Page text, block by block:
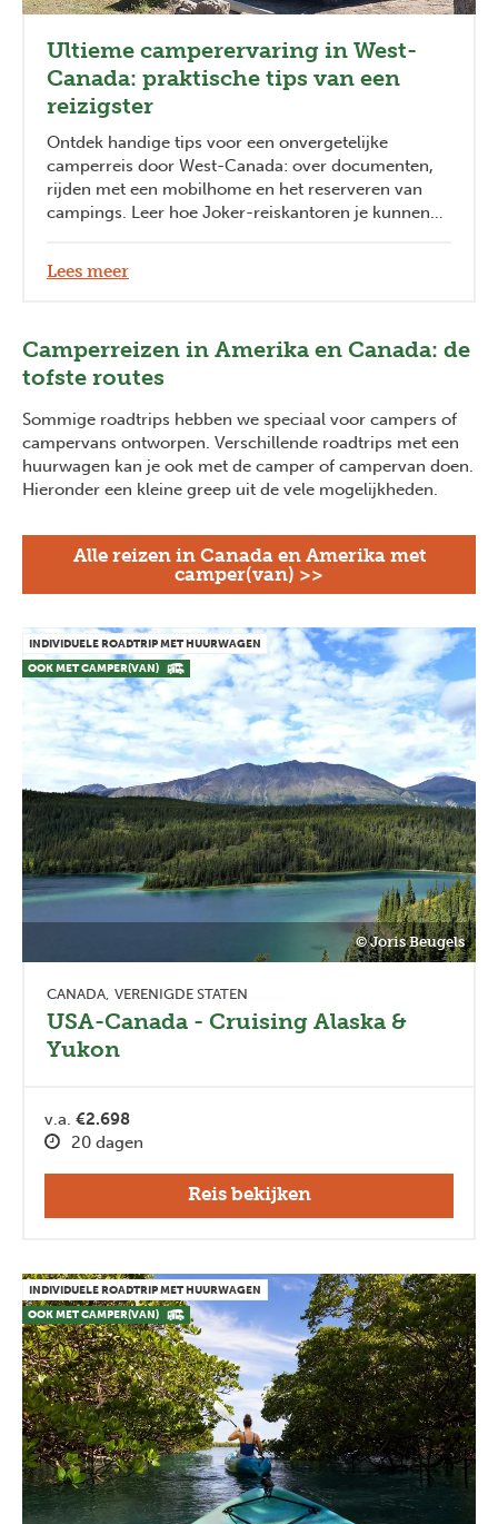
Ultieme camperervaring in West-
Canada: praktische tips van een
reizigster
Ontdek handige tips voor een onvergetelijke
camperreis door West-Canada: over documenten,
rijden met een mobilhome en het reserveren van
campings. Leer hoe Joker-reiskantoren je kunnen
Lees meer
Camperreizen in Amerika en Canada: de
tofste routes
Sommige roadtrips hebben we speciaal voor campers of
campervans ontworpen. Verschillende roadtrips met een
huurwagen kan je ook met de camper of campervan doen.
Hieronder een kleine greep uit de vele mogelijkheden.
Alle reizen in Canada en Amerika met
camper(van) >>
© Joris Beugels
INDIVIDUELE ROADTRIP MET HUURWAGEN
OOK MET CAMPER(VAN)
CANADA VERENIGDE STATEN
USA-Canada - Cruising Alaska &
Yukon
v.a. €2.698
20 dagen
Reis bekijken
INDIVIDUELE ROADTRIP MET HUURWAGEN
OOK MET CAMPER(VAN)